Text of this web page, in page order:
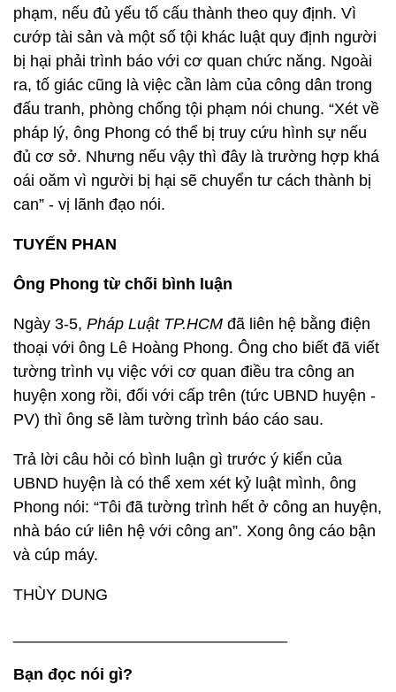
phạm, nếu đủ yếu tố cấu thành theo quy định. Vì
cướp tài sản và một số tội khác luật quy định người
bị hại phải trình báo với cơ quan chức năng. Ngoài
ra, tố giác cũng là việc cần làm của công dân trong
đấu tranh, phòng chống tội phạm nói chung. “Xét về
pháp lý, ông Phong có thể bị truy cứu hình sự nếu
đủ cơ sở. Nhưng nếu vậy thì đây là trường hợp khá
oái oăm vì người bị hại sẽ chuyển tư cách thành bị
can” - vị lãnh đạo nói.
TUYẾN PHAN
Ông Phong từ chối bình luận
Ngày 3-5, Pháp Luật TP.HCM đã liên hệ bằng điện
thoại với ông Lê Hoàng Phong. Ông cho biết đã viết
tường trình vụ việc với cơ quan điều tra công an
huyện xong rồi, đối với cấp trên (tức UBND huyện -
PV) thì ông sẽ làm tường trình báo cáo sau.
Trả lời câu hỏi có bình luận gì trước ý kiến của
UBND huyện là có thể xem xét kỷ luật mình, ông
Phong nói: “Tôi đã tường trình hết ở công an huyện,
nhà báo cứ liên hệ với công an”. Xong ông cáo bận
và cúp máy.
THÙY DUNG
Bạn đọc nói gì?